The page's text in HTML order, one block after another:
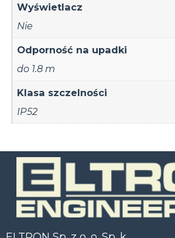
Wyświetlacz
Nie
Odporność na upadki
do 1.8 m
Klasa szczelności
IP52